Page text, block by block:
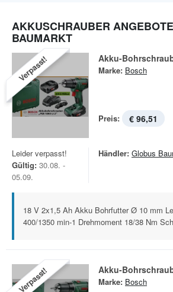
AKKUSCHRAUBER
BAUMARKT
Verpasst! Akku-
Marke: Bosch
Preis: € 96,51
Leider verpasst!
Gültig: 30.08. -
05.09.
Händler: Globus
18 V 2x1,5 Ah Akku Bohrfutter Ø 10 mm
400/1350 min-1 Drehmoment 18/38 Nm
Verpasst! Akku-
Marke: Bosch